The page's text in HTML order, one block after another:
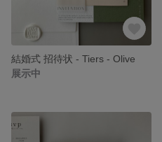
結婚式 招待状 - Tiers - Olive
展示中